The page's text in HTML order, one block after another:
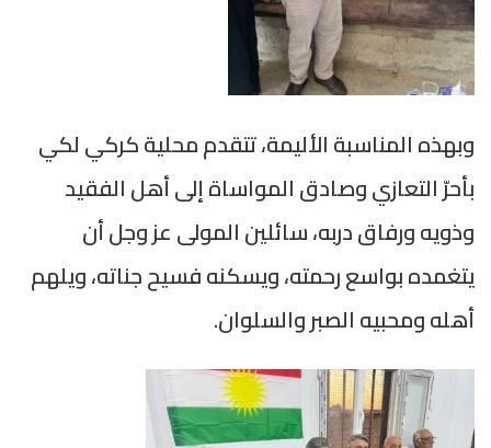
وبهذه المناسبة الأليمة، تتقدم محلية كركي لكي
بأحرّ التعازي وصادق المواساة إلى أهل الفقيد
وذويه ورفاق دربه، سائلين المولى عز وجل أن
يتغمده بواسع رحمته، ويسكنه فسيح جناته، ويلهم
أهله ومحبيه الصبر والسلوان.